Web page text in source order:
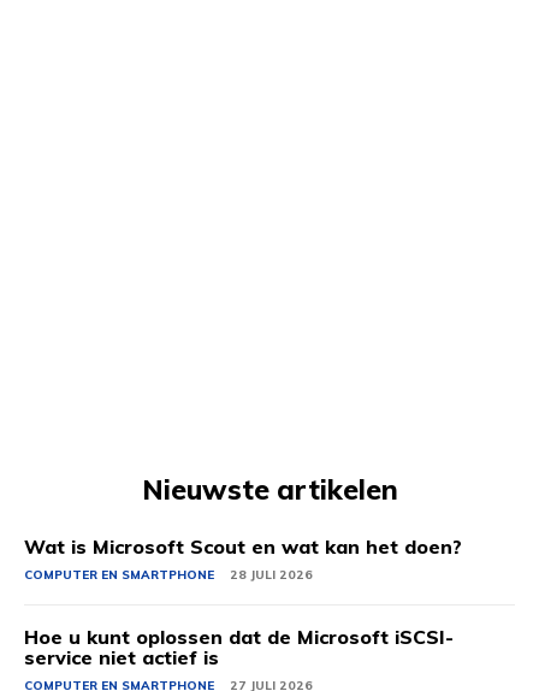
Nieuwste artikelen
Wat is Microsoft Scout en wat kan het doen?
COMPUTER EN SMARTPHONE 28 JULI 2026
Hoe u kunt oplossen dat de Microsoft iSCSI-
service niet actief is
COMPUTER EN SMARTPHONE 27 JULI 2026